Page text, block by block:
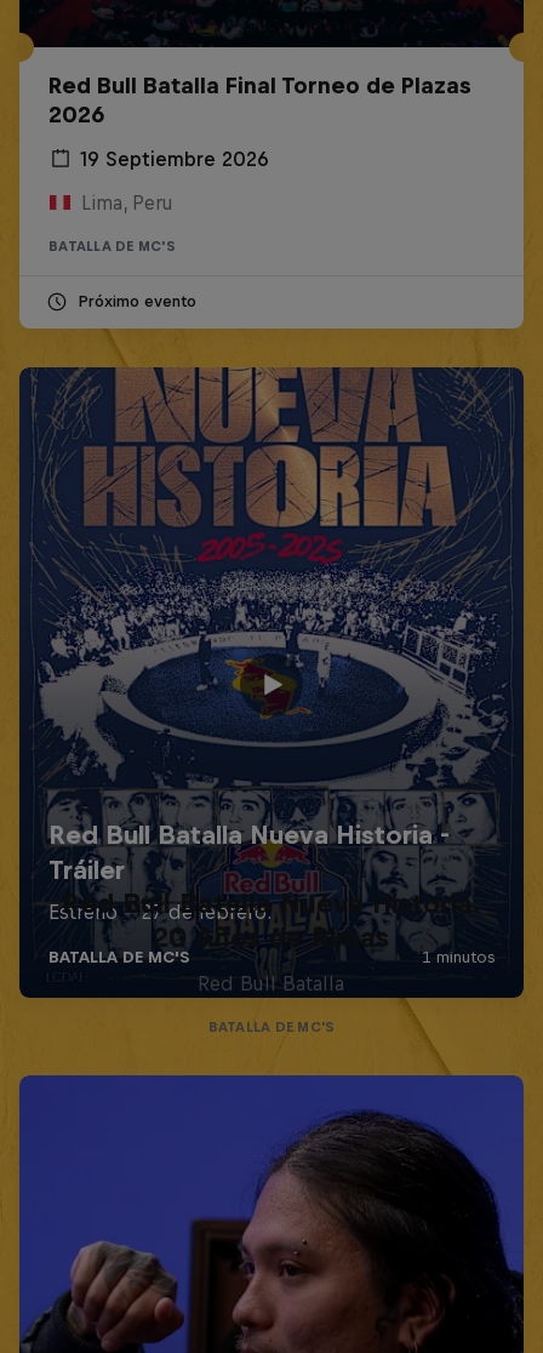
Red Bull Batalla Final Torneo de Plazas
2026
19 Septiembre 2026
Lima, Peru
BATALLA DE MC'S
Próximo evento
Red Bull Batalla Nueva Historia:
20 Años de Rimas
Red Bull Batalla
BATALLA DE MC'S